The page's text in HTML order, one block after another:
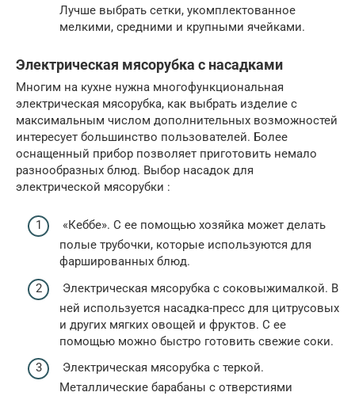
Лучше выбрать сетки, укомплектованное
мелкими, средними и крупными ячейками.
Электрическая мясорубка с насадками
Многим на кухне нужна многофункциональная
электрическая мясорубка, как выбрать изделие с
максимальным числом дополнительных возможностей
интересует большинство пользователей. Более
оснащенный прибор позволяет приготовить немало
разнообразных блюд. Выбор насадок для
электрической мясорубки :
«Кеббе». С ее помощью хозяйка может делать
полые трубочки, которые используются для
фаршированных блюд.
Электрическая мясорубка с соковыжималкой. В
ней используется насадка-пресс для цитрусовых
и других мягких овощей и фруктов. С ее
помощью можно быстро готовить свежие соки.
Электрическая мясорубка с теркой.
Металлические барабаны с отверстиями